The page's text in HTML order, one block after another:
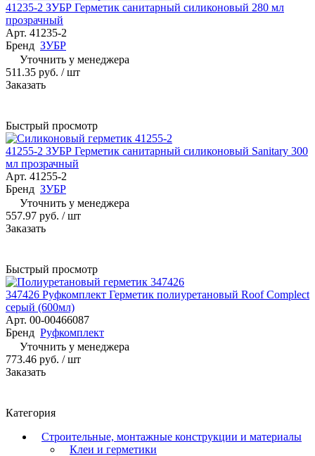
41235-2 ЗУБР Герметик санитарный силиконовый 280 мл
прозрачный
Арт. 41235-2
Бренд ЗУБР
Уточнить у менеджера
511.35 руб. / шт
Заказать
Быстрый просмотр
41255-2 ЗУБР Герметик санитарный силиконовый Sanitary 300
мл прозрачный
Арт. 41255-2
Бренд ЗУБР
Уточнить у менеджера
557.97 руб. / шт
Заказать
Быстрый просмотр
347426 Руфкомплект Герметик полиуретановый Roof Complect
серый (600мл)
Арт. 00-00466087
Бренд Руфкомплект
Уточнить у менеджера
773.46 руб. / шт
Заказать
Категория
Строительные, монтажные конструкции и материалы
Клеи и герметики